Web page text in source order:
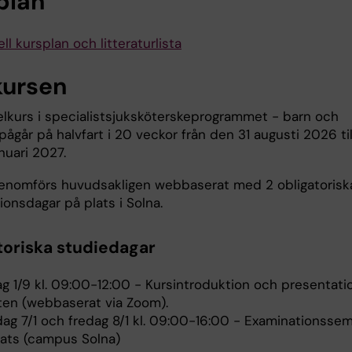
kursplan och litteraturlista
i specialistsjuksköterskeprogrammet - barn och
på halvfart i 20 veckor från den 31 augusti 2026
2027.
huvudsakligen webbaserat med 2
på plats i Solna.
studiedagar
1/9 kl. 09:00-12:00 - Kursintroduktion och
(webbaserat via Zoom).
7/1 och fredag 8/1 kl. 09:00-16:00 -
(campus Solna)